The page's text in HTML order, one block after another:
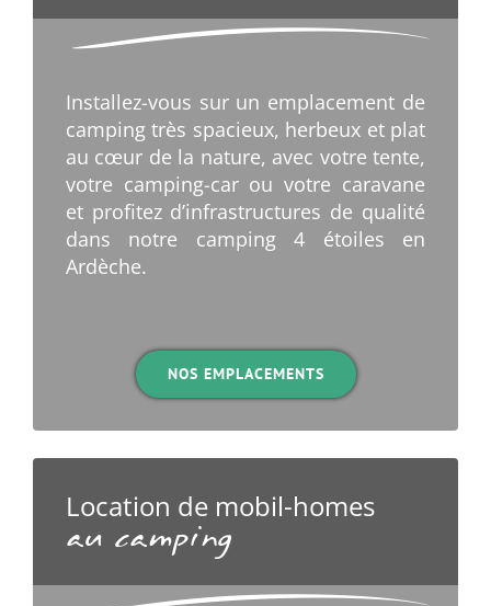
Installez-vous sur un emplacement de
camping très spacieux, herbeux et plat
au cœur de la nature, avec votre tente,
votre camping-car ou votre caravane
et profitez d’infrastructures de qualité
dans notre camping 4 étoiles en
Ardèche.
NOS EMPLACEMENTS
Location de mobil-homes
au camping